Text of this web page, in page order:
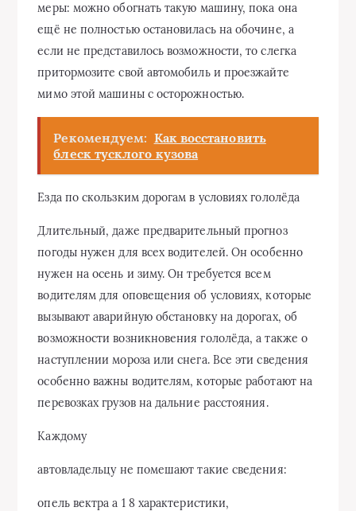
меры: можно обогнать такую машину, пока она
ещё не полностью остановилась на обочине, а
если не представилось возможности, то слегка
притормозите свой автомобиль и проезжайте
мимо этой машины с осторожностью.
Рекомендуем: Как восстановить
блеск тусклого кузова
Езда по скользким дорогам в условиях гололёда
Длительный, даже предварительный прогноз
погоды нужен для всех водителей. Он особенно
нужен на осень и зиму. Он требуется всем
водителям для оповещения об условиях, которые
вызывают аварийную обстановку на дорогах, об
возможности возникновения гололёда, а также о
наступлении мороза или снега. Все эти сведения
особенно важны водителям, которые работают на
перевозках грузов на дальние расстояния.
Каждому
автовладельцу не помешают такие сведения:
опель вектра а 1 8 характеристики,